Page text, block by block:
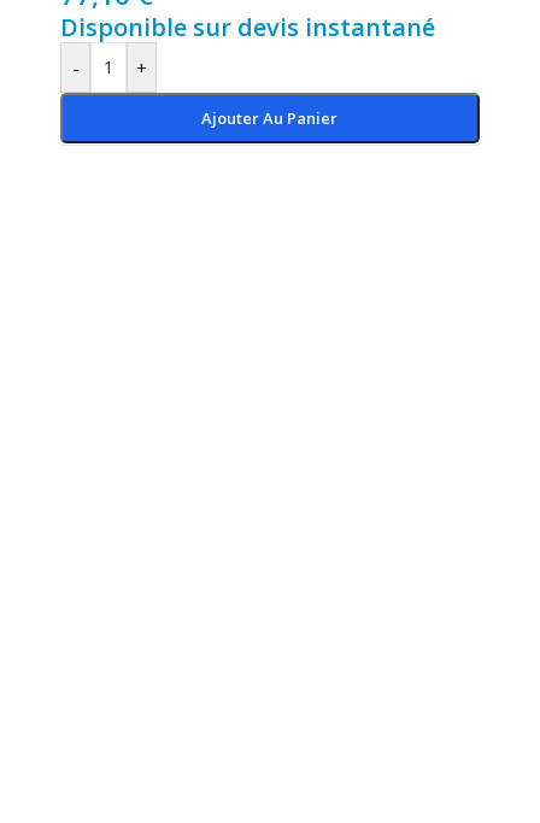
Disponible sur devis instantané
- +
Ajouter Au Panier